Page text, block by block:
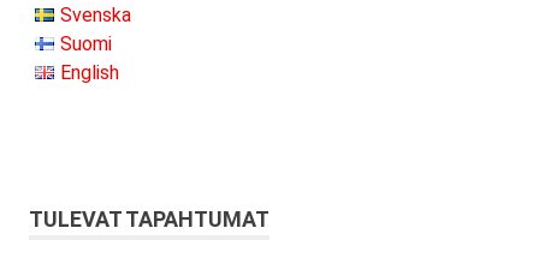
Svenska
Suomi
English
TULEVAT TAPAHTUMAT